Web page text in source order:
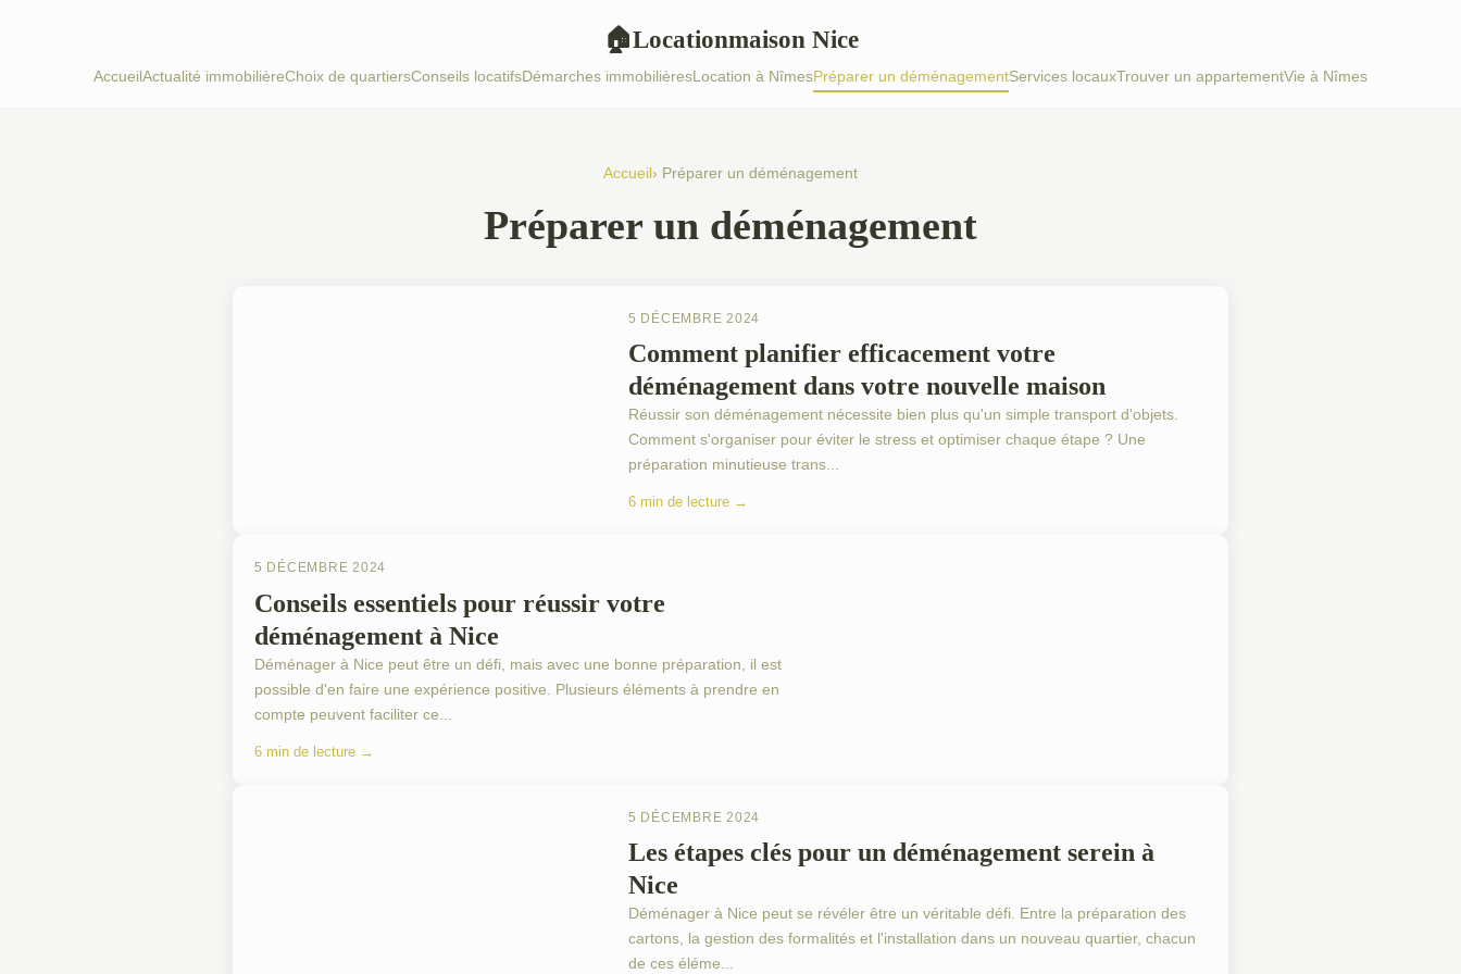
🏠Locationmaison Nice
AccueilActualité immobilièreChoix de quartiersConseils locatifsDémarches immobilièresLocation à NîmesPréparer un déménagementServices locauxTrouver un appartementVie à Nîmes
Accueil › Préparer un déménagement
Préparer un déménagement
5 DÉCEMBRE 2024
Comment planifier efficacement votre
déménagement dans votre nouvelle maison
Réussir son déménagement nécessite bien plus qu'un simple transport d'objets.
Comment s'organiser pour éviter le stress et optimiser chaque étape ? Une
préparation minutieuse trans...
6 min de lecture →
5 DÉCEMBRE 2024
Conseils essentiels pour réussir votre
déménagement à Nice
Déménager à Nice peut être un défi, mais avec une bonne préparation, il est
possible d'en faire une expérience positive. Plusieurs éléments à prendre en
compte peuvent faciliter ce...
6 min de lecture →
5 DÉCEMBRE 2024
Les étapes clés pour un déménagement serein à
Nice
Déménager à Nice peut se révéler être un véritable défi. Entre la préparation des
cartons, la gestion des formalités et l'installation dans un nouveau quartier, chacun
de ces éléme...